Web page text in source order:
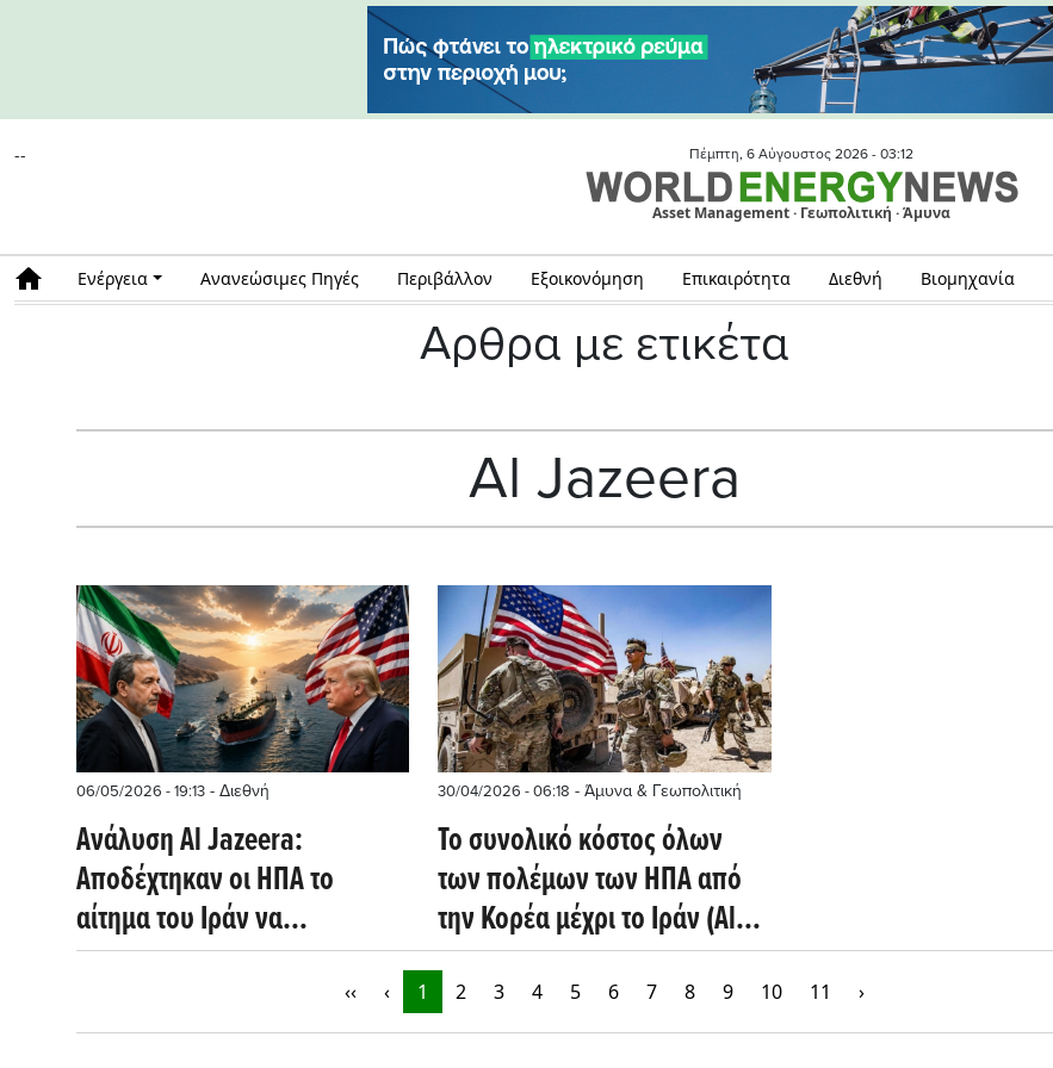
-- Πέμπτη, 6 Αύγουστος 2026 - 03:12
Asset Management · Γεωπολιτική · Άμυνα
Ενέργεια Ανανεώσιμες Πηγές Περιβάλλον Εξοικονόμηση Επικαιρότητα Διεθνή Βιομηχανία
Αρθρα με ετικέτα
Al Jazeera
06/05/2026 - 19:13 - Διεθνή
Ανάλυση Al Jazeera:
Αποδέχτηκαν οι ΗΠΑ το
αίτημα του Ιράν να
διευθετηθεί πρώτα το ζήτημα
πυρηνικό;
30/04/2026 - 06:18 - Άμυνα & Γεωπολιτική
Το συνολικό κόστος όλων
των πολέμων των ΗΠΑ από
την Κορέα μέχρι το Ιράν (Al
Jazeera)
‹‹ ‹ 1 2 3 4 5 6 7 8 9 10 11 ›